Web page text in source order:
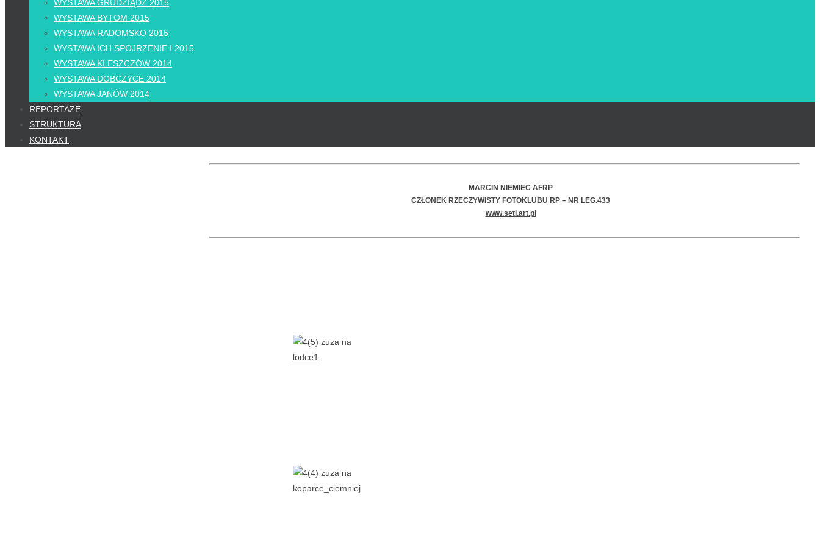
WYSTAWA GRUDZIĄDZ 2015
WYSTAWA BYTOM 2015
WYSTAWA RADOMSKO 2015
WYSTAWA ICH SPOJRZENIE I 2015
WYSTAWA KLESZCZÓW 2014
WYSTAWA DOBCZYCE 2014
WYSTAWA JANÓW 2014
REPORTAŻE
STRUKTURA
KONTAKT
MARCIN NIEMIEC AFRP
CZŁONEK RZECZYWISTY FOTOKLUBU RP – NR LEG.433
www.seti.art.pl